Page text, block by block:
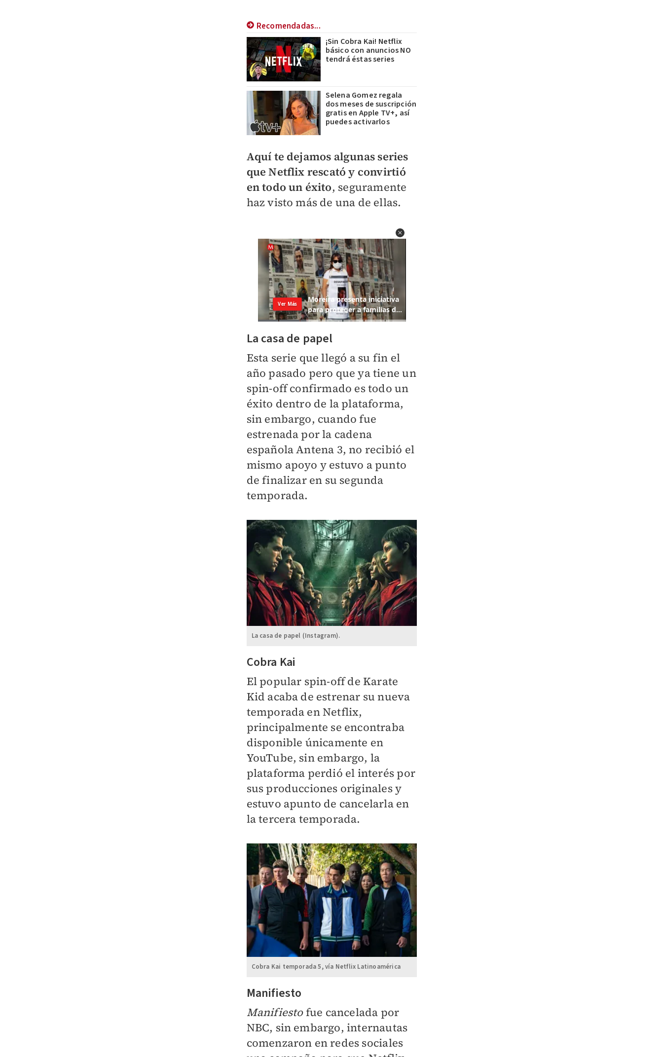
Recomendadas...
¡Sin Cobra Kai! Netflix
básico con anuncios NO
tendrá éstas series
Selena Gomez regala
dos meses de suscripción
gratis en Apple TV+, así
puedes activarlos
Aquí te dejamos algunas series
que Netflix rescató y convirtió
en todo un éxito, seguramente
haz visto más de una de ellas.
La casa de papel
Esta serie que llegó a su fin el
año pasado pero que ya tiene un
spin-off confirmado es todo un
éxito dentro de la plataforma,
sin embargo, cuando fue
estrenada por la cadena
española Antena 3, no recibió el
mismo apoyo y estuvo a punto
de finalizar en su segunda
temporada.
La casa de papel (Instagram).
Cobra Kai
El popular spin-off de Karate
Kid acaba de estrenar su nueva
temporada en Netflix,
principalmente se encontraba
disponible únicamente en
YouTube, sin embargo, la
plataforma perdió el interés por
sus producciones originales y
estuvo apunto de cancelarla en
la tercera temporada.
Cobra Kai temporada 5, vía Netflix Latinoamérica
Manifiesto
Manifiestofue cancelada por
NBC, sin embargo, internautas
comenzaron en redes sociales